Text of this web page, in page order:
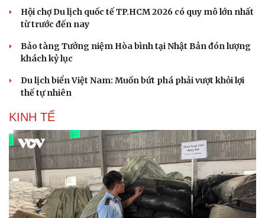
Hội chợ Du lịch quốc tế TP.HCM 2026 có quy mô lớn nhất
từ trước đến nay
Bảo tàng Tưởng niệm Hòa bình tại Nhật Bản đón lượng
khách kỷ lục
Du lịch biển Việt Nam: Muốn bứt phá phải vượt khỏi lợi
thế tự nhiên
KINH TẾ